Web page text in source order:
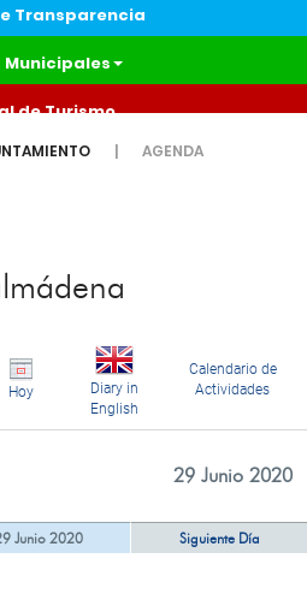
Transparencia
Municipales
de Turismo
AGENDA
Hoy
Diary in
English
Calendario de
Actividades
29 Junio 2020
Junio 2020 Siguiente Día